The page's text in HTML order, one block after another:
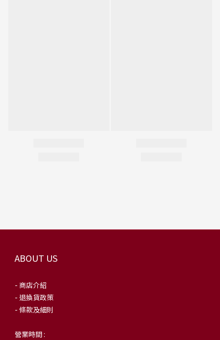
ABOUT US
- 商店介紹
- 退換貨政策
- 條款及細則
營業時間 :